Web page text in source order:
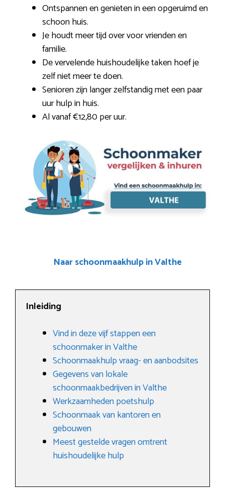
Ontspannen en genieten in een opgeruimd en
schoon huis.
Je houdt meer tijd over voor vrienden en
familie.
De vervelende huishoudelijke taken hoef je
zelf niet meer te doen.
Senioren zijn langer zelfstandig met een paar
uur hulp in huis.
Al vanaf €12,80 per uur.
Naar schoonmaakhulp in Valthe
Inleiding
Vind in deze vijf stappen een
schoonmaker in Valthe
Schoonmaakhulp vraag- en aanbodsites
Gegevens van lokale
schoonmaakbedrijven in Valthe
Werkzaamheden poetshulp
Schoonmaak van kantoren en
gebouwen
Meest gestelde vragen omtrent
huishoudelijke hulp